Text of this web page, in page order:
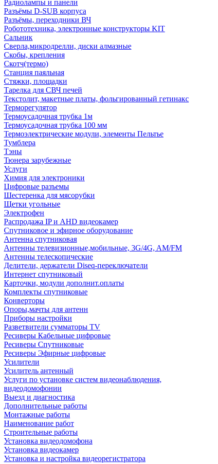
Радиолампы и панели
Разъёмы D-SUB корпуса
Разъёмы, переходники ВЧ
Робототехника, электронные конструкторы KIT
Сальник
Сверла,микродрелли, диски алмазные
Скобы, крепления
Скотч(термо)
Станция паяльная
Стяжки, площадки
Тарелка для СВЧ печей
Текстолит, макетные платы, фольгированный гетинакс
Терморегулятор
Термоусадочная трубка 1м
Термоусадочная трубка 100 мм
Термоэлектрические модули, элементы Пельтье
Тумблера
Тэны
Тюнера зарубежные
Услуги
Химия для электроники
Цифровые разъемы
Шестеренка для мясорубки
Щетки угольные
Электрофен
Распродажа IP и AHD видеокамер
Спутниковое и эфирное оборудование
Антенна спутниковая
Антенны телевизионные,мобильные, 3G/4G, AM/FM
Антенны телескопические
Делители, держатели Diseq-переключатели
Интернет спутниковый
Карточки, модули дополнит.оплаты
Комплекты спутниковые
Конверторы
Опоры,мачты для антенн
Приборы настройки
Разветвители сумматоры TV
Ресиверы Кабельные цифровые
Ресиверы Спутниковые
Ресиверы Эфирные цифровые
Усилители
Усилитель антенный
Услуги по установке систем видеонаблюдения,
видеодомофонии
Выезд и диагностика
Дополнительные работы
Монтажные работы
Наименование работ
Строительные работы
Установка видеодомофона
Установка видеокамер
Установка и настройка видеорегистратора